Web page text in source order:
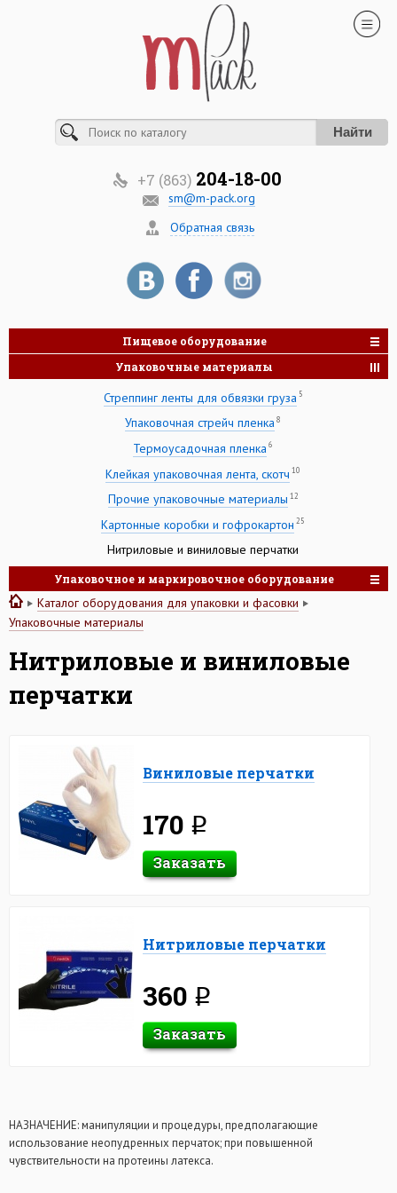
Найти
+7 (863) 204-18-00
sm@m-pack.org
Обратная связь
Пищевое оборудование
Упаковочные материалы
Стреппинг ленты для обвязки груза 5
Упаковочная стрейч пленка 8
Термоусадочная пленка 6
Клейкая упаковочная лента, скотч 10
Прочие упаковочные материалы 12
Картонные коробки и гофрокартон 25
Нитриловые и виниловые перчатки
Упаковочное и маркировочное оборудование
Каталог оборудования для упаковки и фасовки
Упаковочные материалы
Нитриловые и виниловые
перчатки
Виниловые перчатки
170 q
Заказать
Нитриловые перчатки
360 q
Заказать
НАЗНАЧЕНИЕ: манипуляции и процедуры, предполагающие
использование неопудренных перчаток; при повышенной
чувствительности на протеины латекса.